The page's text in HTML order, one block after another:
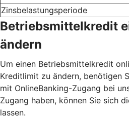
Zinsbelastungsperiode
Betriebsmittelkredit
ändern
Um einen Betriebsmittelkredit
Kreditlimit zu ändern, benötigen
mit OnlineBanking-Zugang bei
Zugang haben, können Sie sich
lassen.